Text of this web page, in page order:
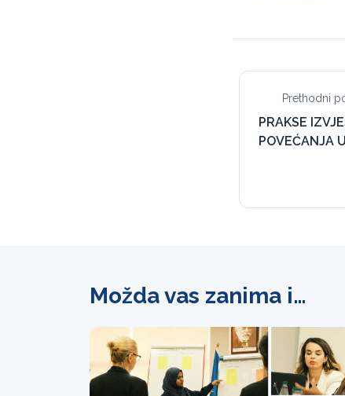
Prethodni
PRAKSE
POVEĆANJA
Možda vas zanima i…